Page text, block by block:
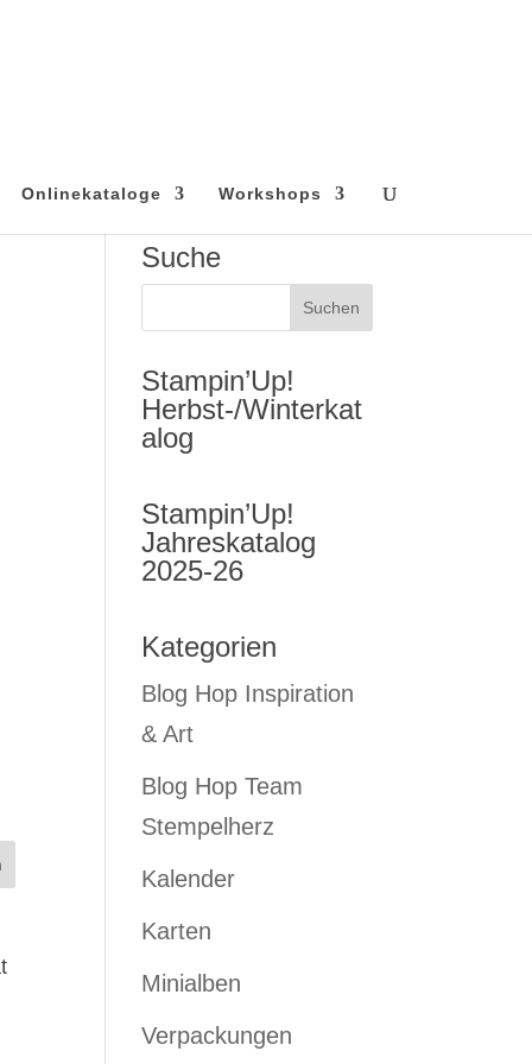
Onlinekataloge Workshops
Suche
Stampin’Up!
Herbst-/Winterkat
alog
Stampin’Up!
Jahreskatalog
2025-26
Kategorien
Blog Hop Inspiration
& Art
Blog Hop Team
Stempelherz
Kalender
Karten
Minialben
Verpackungen